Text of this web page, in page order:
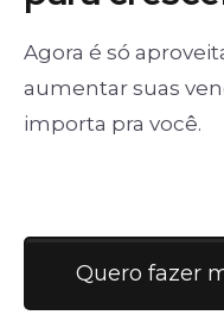
Agora é só
aumentar suas
importa pra você.
Quero fazer